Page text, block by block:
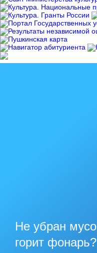
Не убран
горит фонарь?